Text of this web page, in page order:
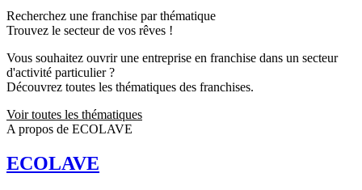
Recherchez une franchise par thématique
Trouvez le secteur de vos rêves !
Vous souhaitez ouvrir une entreprise en franchise dans un secteur
d'activité particulier ?
Découvrez toutes les thématiques des franchises.
Voir toutes les thématiques
A propos de ECOLAVE
ECOLAVE